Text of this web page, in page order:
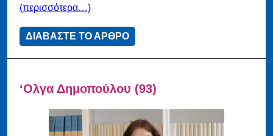
(περισσότερα…)
ΔΙΑΒΑΣΤΕ ΤΟ ΑΡΘΡΟ
‘Ολγα Δημοπούλου (93)